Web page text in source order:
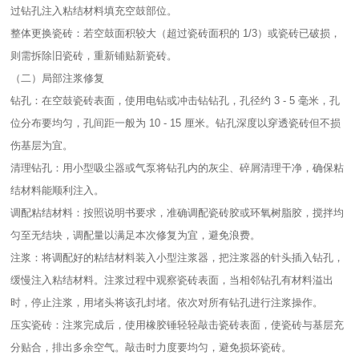
过钻孔注入粘结材料填充空鼓部位。​
整体更换瓷砖：若空鼓面积较大（超过瓷砖面积的 1/3）或瓷砖已破损，
则需拆除旧瓷砖，重新铺贴新瓷砖。​
（二）局部注浆修复​
钻孔：在空鼓瓷砖表面，使用电钻或冲击钻钻孔，孔径约 3 - 5 毫米，孔
位分布要均匀，孔间距一般为 10 - 15 厘米。钻孔深度以穿透瓷砖但不损
伤基层为宜。​
清理钻孔：用小型吸尘器或气泵将钻孔内的灰尘、碎屑清理干净，确保粘
结材料能顺利注入。​
调配粘结材料：按照说明书要求，准确调配瓷砖胶或环氧树脂胶，搅拌均
匀至无结块，调配量以满足本次修复为宜，避免浪费。​
注浆：将调配好的粘结材料装入小型注浆器，把注浆器的针头插入钻孔，
缓慢注入粘结材料。注浆过程中观察瓷砖表面，当相邻钻孔有材料溢出
时，停止注浆，用堵头将该孔封堵。依次对所有钻孔进行注浆操作。​
压实瓷砖：注浆完成后，使用橡胶锤轻轻敲击瓷砖表面，使瓷砖与基层充
分贴合，排出多余空气。敲击时力度要均匀，避免损坏瓷砖。​